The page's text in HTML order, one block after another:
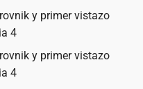
y primer vistazo
4
y primer vistazo
4